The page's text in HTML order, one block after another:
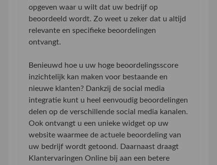
opgeven waar u wilt dat uw bedrijf op
beoordeeld wordt. Zo weet u zeker dat u altijd
relevante en specifieke beoordelingen
ontvangt.
Benieuwd hoe u uw hoge beoordelingsscore
inzichtelijk kan maken voor bestaande en
nieuwe klanten? Dankzij de social media
integratie kunt u heel eenvoudig beoordelingen
delen op de verschillende social media kanalen.
Ook ontvangt u een unieke widget op uw
website waarmee de actuele beoordeling van
uw bedrijf wordt getoond. Daarnaast draagt
Klantervaringen Online bij aan een betere